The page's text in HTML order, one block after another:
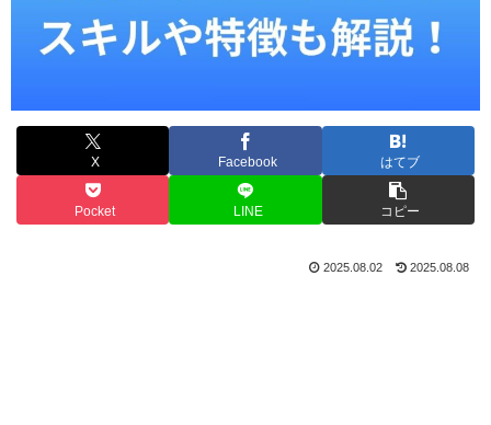
X Facebook はてブ
Pocket LINE コピー
2025.08.02 2025.08.08